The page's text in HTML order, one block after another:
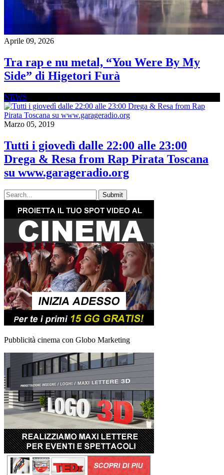
Aprile 09, 2026
Tra rap e nu metal, “You Were By My
Side” di Higetori Furà
NEWS
Marzo 05, 2019
Tutti i giovedì dalle 22:00 alle 23:00
Drega & Resa from Rap Pirata Toscana
su www.garageradio.org
Pubblicità cinema con Globo Marketing